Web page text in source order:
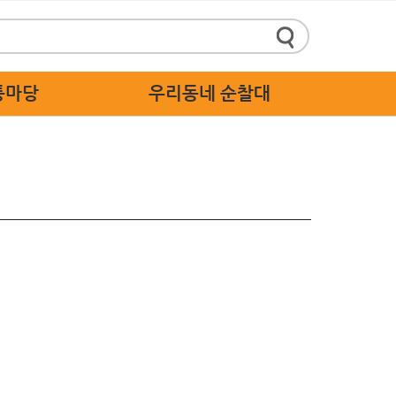
마당 우리동네 순찰대